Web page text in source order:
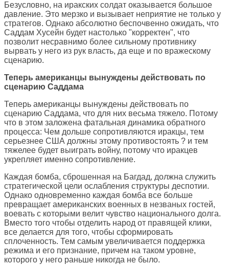
Безусловно, на иракских солдат оказывается большое
давление. Это мерзко и вызывает неприятие не только у
стратегов. Однако абсолютно беспочвенно ожидать, что
Саддам Хусейн будет настолько "корректен", что
позволит несравнимо более сильному противнику
вырвать у него из рук власть, да еще и по вражескому
сценарию.
Теперь американцы вынуждены действовать по
сценарию Саддама
Теперь американцы вынуждены действовать по
сценарию Саддама, что для них весьма тяжело. Потому
что в этом заложена фатальная динамика обратного
процесса: Чем дольше сопротивляются иракцы, тем
серьезнее США должны этому противостоять ? и тем
тяжелее будет выиграть войну, потому что иракцев
укрепляет именно сопротивление.
Каждая бомба, сброшенная на Багдад, должна служить
стратегической цели ослабления структуры деспотии.
Однако одновременно каждая бомба все больше
превращает американских военных в незваных гостей,
воевать с которыми велит чувство национального долга.
Вместо того чтобы отделить народ от правящей клики,
все делается для того, чтобы сформировать
сплоченность. Тем самым увеличивается поддержка
режима и его признание, причем на таком уровне,
которого у него раньше никогда не было.